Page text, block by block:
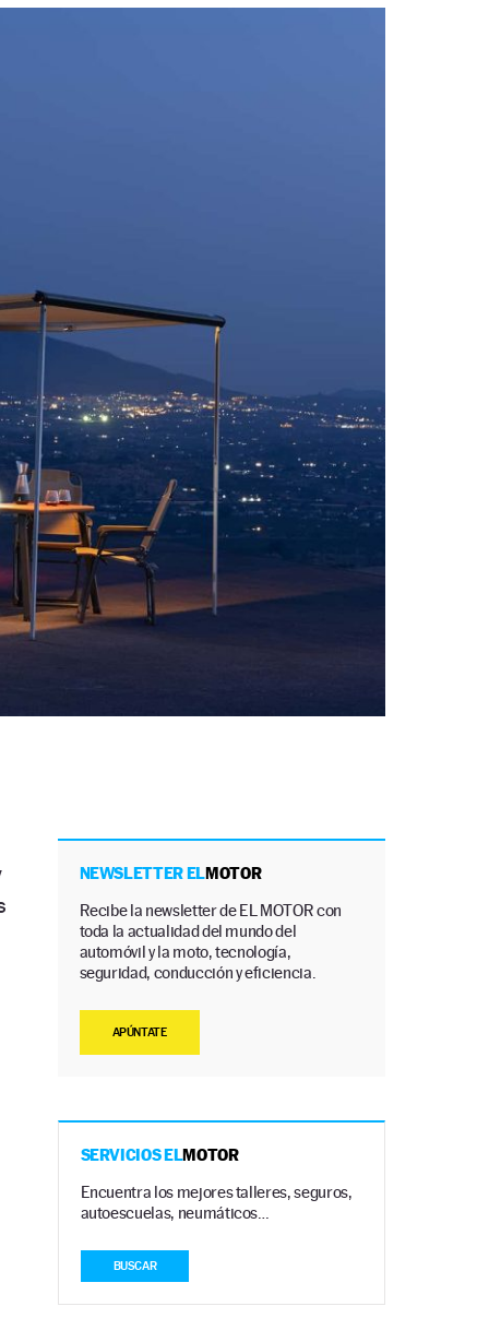
NEWSLETTER ELMOTOR
Recibe la newsletter de EL MOTOR con
toda la actualidad del mundo del
automóvil y la moto, tecnología,
seguridad, conducción y eficiencia.
APÚNTATE
SERVICIOS ELMOTOR
Encuentra los mejores talleres, seguros,
autoescuelas, neumáticos…
BUSCAR